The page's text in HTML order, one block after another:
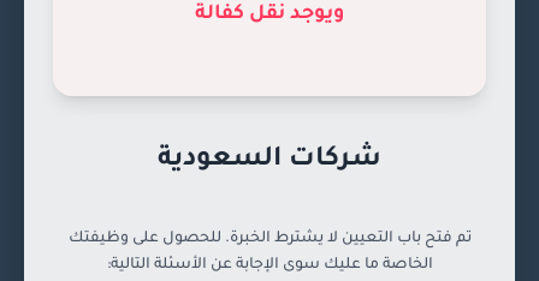
ويوجد نقل كفالة
شركات السعودية
تم فتح باب التعيين لا يشترط الخبرة. للحصول على وظيفتك
الخاصة ما عليك سوى الإجابة عن الأسئلة التالية: